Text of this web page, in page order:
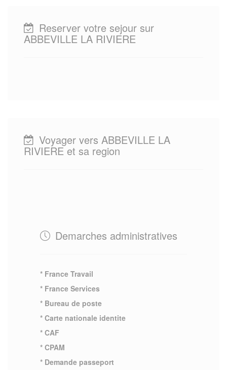
Reserver votre sejour sur
ABBEVILLE LA RIVIERE
Voyager vers ABBEVILLE LA
RIVIERE et sa region
Demarches administratives
* France Travail
* France Services
* Bureau de poste
* Carte nationale identite
* CAF
* CPAM
* Demande passeport